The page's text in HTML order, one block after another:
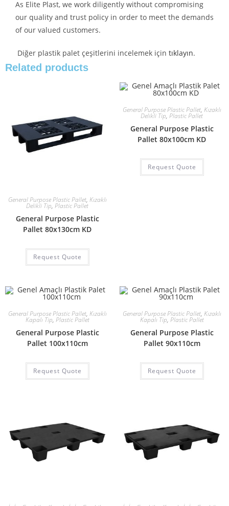
As Elite Plast, we work diligently without compromising
our quality and trust policy in order to meet the demands
of our valued customers.
Diğer plastik palet çeşitlerini incelemek için tıklayın.
Related products
General Purpose Plastic Pallet, Kızaklı
Delikli Tip, Plastic Pallet
General Purpose Plastic
Pallet 80x130cm KD
Request Quote
General Purpose Plastic Pallet, Kızaklı
Delikli Tip, Plastic Pallet
General Purpose Plastic
Pallet 80x100cm KD
Request Quote
General Purpose Plastic Pallet, Kızaklı
Kapalı Tip, Plastic Pallet
General Purpose Plastic
Pallet 100x110cm
Request Quote
General Purpose Plastic Pallet, Kızaklı
Kapalı Tip, Plastic Pallet
General Purpose Plastic
Pallet 90x110cm
Request Quote